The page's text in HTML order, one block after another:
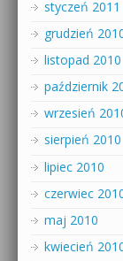
styczeń 2011
grudzień
listopad 2010
październik
wrzesień
sierpień 2010
lipiec 2010
czerwiec
maj 2010
kwiecień